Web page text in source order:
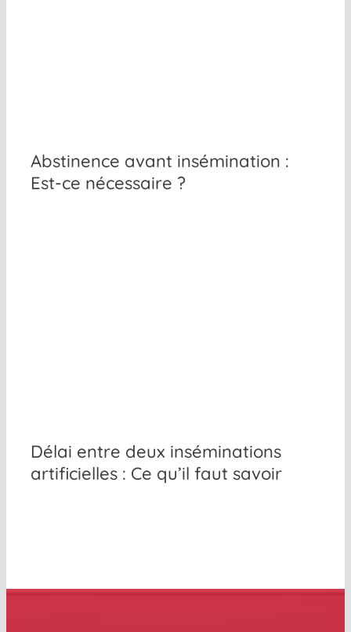
Abstinence avant insémination :
Est-ce nécessaire ?
Délai entre deux inséminations
artificielles : Ce qu’il faut savoir